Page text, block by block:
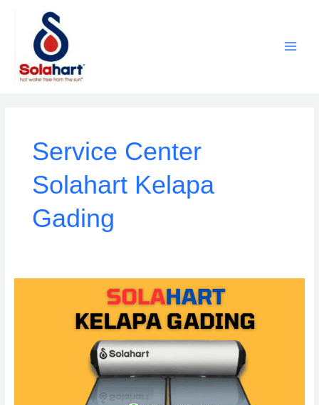
Service Center
Solahart Kelapa
Gading